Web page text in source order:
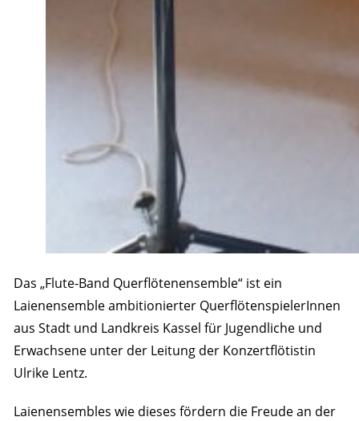
Das „Flute-Band Querflötenensemble“ ist ein
Laienensemble ambitionierter QuerflötenspielerInnen
aus Stadt und Landkreis Kassel für Jugendliche und
Erwachsene unter der Leitung der Konzertflötistin
Ulrike Lentz.
Laienensembles wie dieses fördern die Freude an der